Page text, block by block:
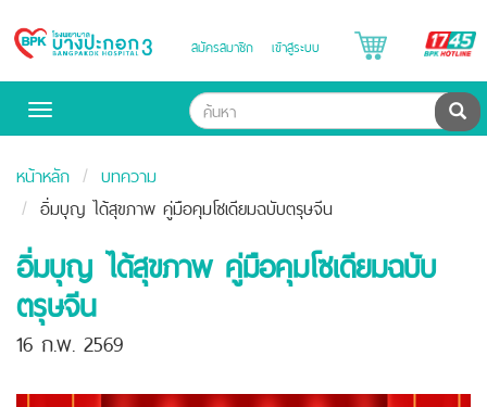
Bangpakok
สมัครสมาชิก เข้าสู่ระบบ
Toggle
ค้น
หน้าหลัก
บทความ
อิ่มบุญ ได้สุขภาพ คู่มือคุมโซเดียมฉบับตรุษจีน
อิ่มบุญ ได้สุขภาพ คู่มือคุมโซเดียมฉบับ
ตรุษจีน
16 ก.พ. 2569